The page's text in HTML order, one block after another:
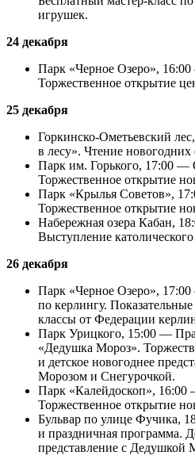
игрушек.
24 декабря
Парк «Черное Озеро»,
Торжественное открытие
25 декабря
Горкинско-Ометьевский
в лесу». Чтение новогодних
Парк им. Горького, 17:00 —
Торжественное открытие
Парк «Крылья Советов»,
Торжественное открытие
Набережная озера Кабан,
Выступление католического
26 декабря
Парк «Черное Озеро»,
по керлингу.
классы от Федерации
Парк Урицкого, 15:00 —
«Дедушка Мороз».
и детское новогоднее
Морозом и Снегурочкой.
Парк «Калейдоскоп»,
Торжественное открытие
Бульвар по улице Фучика,
и праздничная программа.
представление с Дедушкой